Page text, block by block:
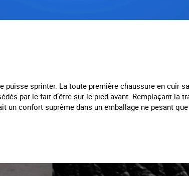
puisse sprinter. La toute première chaussure en cuir
par le fait d’être sur le pied avant. Remplaçant la
un confort suprême dans un emballage ne pesant